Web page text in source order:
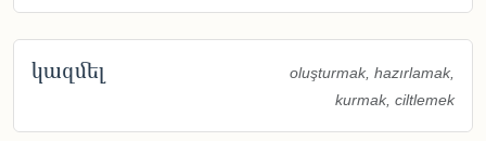
կազմել
oluşturmak, hazırlamak,
kurmak, ciltlemek